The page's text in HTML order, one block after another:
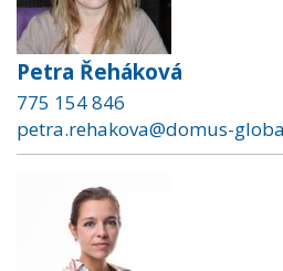
Petra Řeháková
775 154 846
petra.rehakova@domus-